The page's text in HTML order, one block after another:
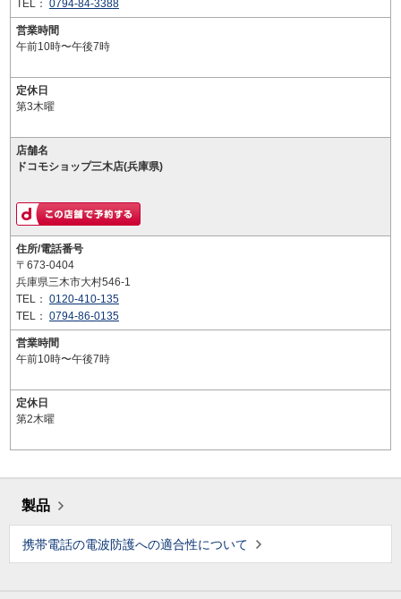
TEL： 0794-84-3388
営業時間
午前10時〜午後7時
定休日
第3木曜
店舗名
ドコモショップ三木店(兵庫県)
住所/電話番号
〒673-0404
兵庫県三木市大村546-1
TEL： 0120-410-135
TEL： 0794-86-0135
営業時間
午前10時〜午後7時
定休日
第2木曜
製品
携帯電話の電波防護への適合性について